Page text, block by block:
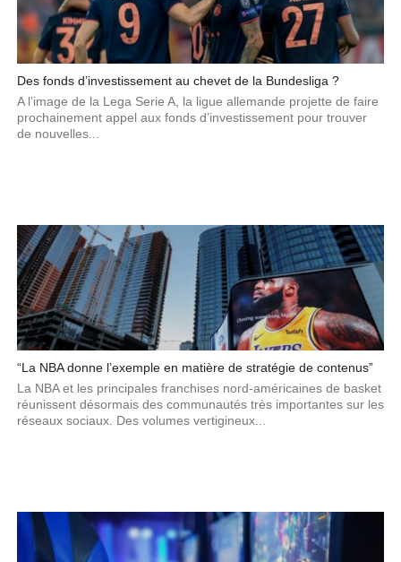
Des fonds d’investissement au chevet de la Bundesliga ?
A l’image de la Lega Serie A, la ligue allemande projette de faire
prochainement appel aux fonds d’investissement pour trouver
de nouvelles...
“La NBA donne l’exemple en matière de stratégie de contenus”
La NBA et les principales franchises nord-américaines de basket
réunissent désormais des communautés très importantes sur les
réseaux sociaux. Des volumes vertigineux...